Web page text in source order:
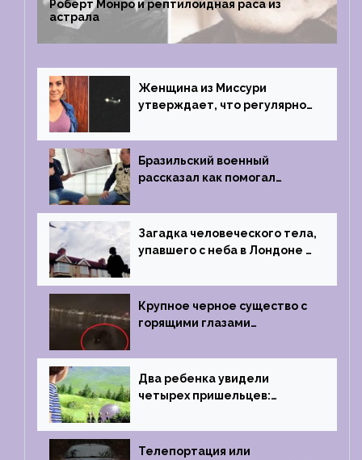
Роберт Монро и рептилоидная раса из
астрала
Женщина из Миссури
утверждает, что регулярно
инопланетянами
Бразильский военный
рассказал как помогал
1996 году
Загадка человеческого тела,
упавшего с неба в Лондоне в
Крупное черное существо с
горящими глазами
Два ребенка увидели
четырех пришельцев:
1967 году
Телепортация или